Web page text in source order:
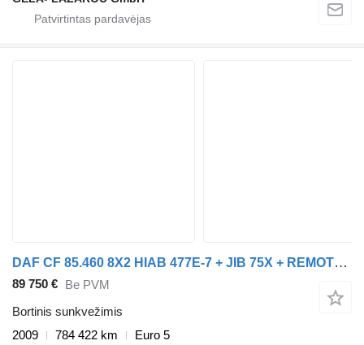
DAF CF 85.460 8X2 HIAB 477E-7 + JIB 75X + REMOTE CONTROL
89 750 € Be PVM
Bortinis sunkvežimis
2009
784 422 km Euro 5